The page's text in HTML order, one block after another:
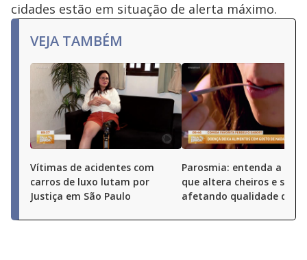
cidades estão em situação de alerta máximo.
VEJA TAMBÉM
Vítimas de acidentes com
carros de luxo lutam por
Justiça em São Paulo
Parosmia: entenda a
que altera cheiros e
afetando qualidade de